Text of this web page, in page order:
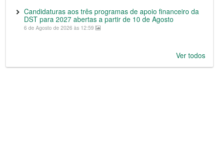
Candidaturas aos três programas de apoio financeiro da
DST para 2027 abertas a partir de 10 de Agosto
6 de Agosto de 2026 às 12:59
Ver todos